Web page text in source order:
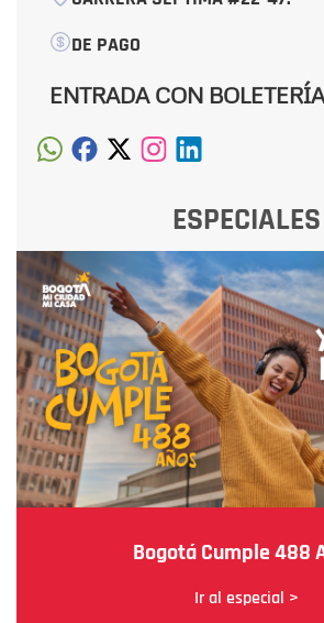
DE PAGO
ENTRADA CON BOLETERÍA
ESPECIALES
Bogotá Cumple 488
Ir al especial >